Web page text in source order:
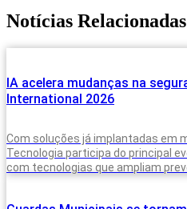
Notícias Relacionadas
IA acelera mudanças na
International 2026
Com soluções já implantadas em
Tecnologia participa do principal
com tecnologias que ampliam